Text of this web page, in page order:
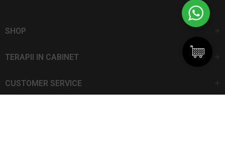
SHOP
TERAPII IN CABINET
CUSTOMER SERVICE